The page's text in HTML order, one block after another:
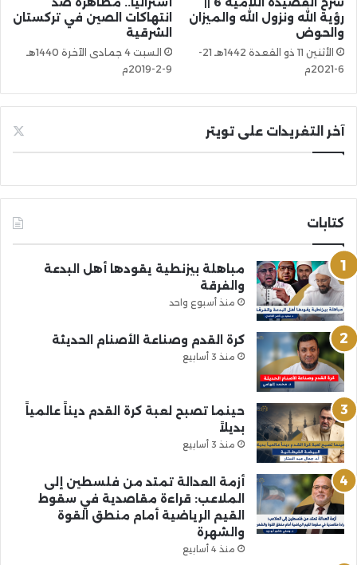
رؤية الله ونزول الله والميزان
والحوض
الأثنين 11 ذو القعدة 1442هـ 21-
6-2021م
انتهاكات الصين في تركستان
الشرقية
السبت 4 جمادى الآخرة 1440هـ
9-2-2019م
آخر التغريدات على تويتر
كتابات
مباهلة بيزنطية يقودها أهل البدعة
والفرقة
منذ أسبوع واحد
كرة القدم وصناعة الأصنام الحديثة
منذ 3 أسابيع
حينما تصبح لعبة كرة القدم ديناً عالمياً
بديلاً
منذ 3 أسابيع
أزمة العدالة تمتد من فلسطين إلى
الملاعب: قراءة مقاصدية في سقوط
القيم الرياضية أمام منطق القوة
والشهرة
منذ 4 أسابيع